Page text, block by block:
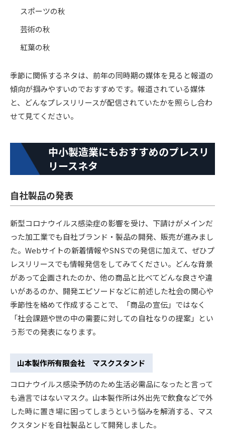
スポーツの秋
芸術の秋
紅葉の秋
季節に関係するネタは、前年の同時期の媒体を見ると報道の
傾向が掴みやすいのでおすすめです。報道されている媒体
と、どんなプレスリリースが配信されていたかを照らし合わ
せて見てください。
中小製造業にもおすすめのプレスリ
リースネタ
自社製品の発表
新型コロナウイルス感染症の影響を受け、下請けがメインだ
った加工業でも自社ブランド・製品の開発、販売が進みまし
た。Webサイトの新着情報やSNSでの発信に加えて、ぜひプ
レスリリースでも情報発信をしてみてください。どんな背景
があって企画されたのか、他の商品と比べてどんな良さや違
いがあるのか、開発エピソードなどに前述した社会の関心や
季節性を絡めて作成することで、「商品の宣伝」ではなく
「社会課題や世の中の需要に対しての自社なりの提案」とい
う形での発表になります。
山本製作所有限会社 マスクスタンド
コロナウイルス感染予防のため生活必需品になったと言って
も過言ではないマスク。山本製作所は外出先で飲食などで外
した時に置き場に困ってしまうという悩みを解消する、マス
クスタンドを自社製品として開発しました。